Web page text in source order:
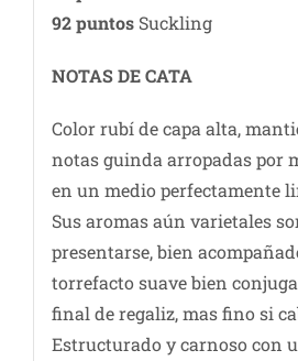
92 puntosSuckling
NOTAS DE CATA
Color rubí de capa alta,
notas guinda arropadas por
en un medio perfectamente
Sus aromas aún varietales
presentarse, bien
torrefacto suave bien
final de regaliz, mas ­fino si
Estructurado y carnoso con